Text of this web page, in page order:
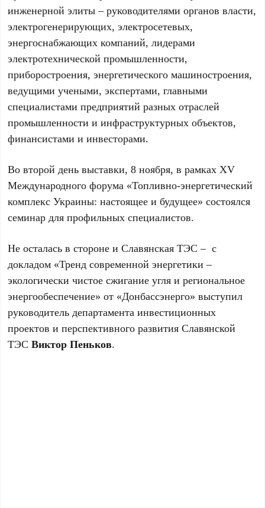
инженерной элиты – руководителями органов власти,
электрогенерирующих, электросетевых,
энергоснабжающих компаний, лидерами
электротехнической промышленности,
приборостроения, энергетического машиностроения,
ведущими учеными, экспертами, главными
специалистами предприятий разных отраслей
промышленности и инфраструктурных объектов,
финансистами и инвесторами.
Во второй день выставки, 8 ноября, в рамках ХV
Международного форума «Топливно-энергетический
комплекс Украины: настоящее и будущее» состоялся
семинар для профильных специалистов.
Не осталась в стороне и Славянская ТЭС – с
докладом «Тренд современной энергетики –
экологически чистое сжигание угля и региональное
энергообеспечение» от «Донбассэнерго» выступил
руководитель департамента инвестиционных
проектов и перспективного развития Славянской
ТЭСВиктор Пеньков.